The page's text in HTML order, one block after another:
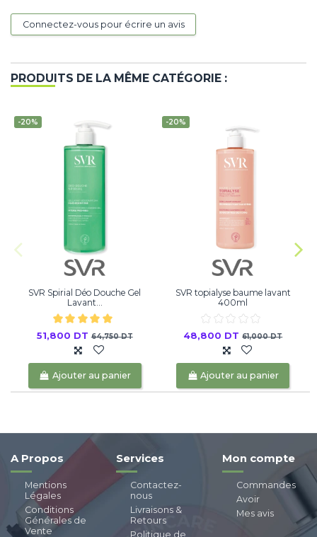
Connectez-vous pour écrire un avis
PRODUITS DE LA MÊME CATÉGORIE :
-20%
SVR Spirial Déo Douche Gel
Lavant...
51,800 DT64,750 DT
Ajouter au panier
-20%
SVR topialyse baume lavant
400ml
48,800 DT61,000 DT
Ajouter au panier
A Propos
Mentions
Légales
Conditions
Générales de
Vente
Services
Contactez-
nous
Livraisons &
Retours
Politique de
Mon compte
Commandes
Avoir
Mes avis